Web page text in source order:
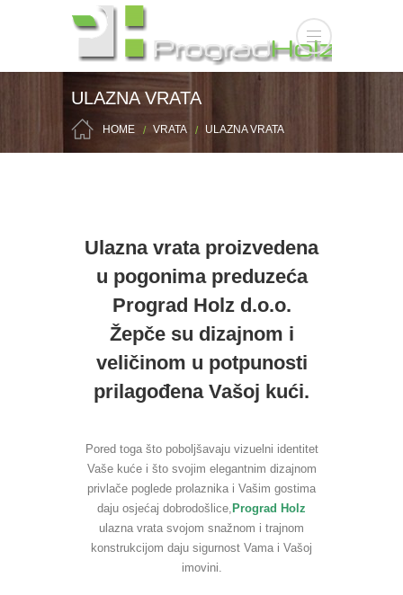
ULAZNA VRATA
HOME VRATA ULAZNA VRATA
Ulazna vrata proizvedena
u pogonima preduzeća
Prograd Holz d.o.o.
Žepče su dizajnom i
veličinom u potpunosti
prilagođena Vašoj kući.
Pored toga što poboljšavaju vizuelni identitet
Vaše kuće i što svojim elegantnim dizajnom
privlače poglede prolaznika i Vašim gostima
daju osjećaj dobrodošlice, Prograd Holz
ulazna vrata svojom snažnom i trajnom
konstrukcijom daju sigurnost Vama i Vašoj
imovini.